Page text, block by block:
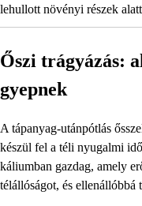
lehullott növényi részek
Őszi trágyázás:
gyepnek
A tápanyag-utánpótlás
készül fel a téli nyugalmi
káliumban gazdag, amely
télállóságot, és ellenállóbbá